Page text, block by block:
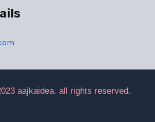
aajkaidea. all rights reserved.